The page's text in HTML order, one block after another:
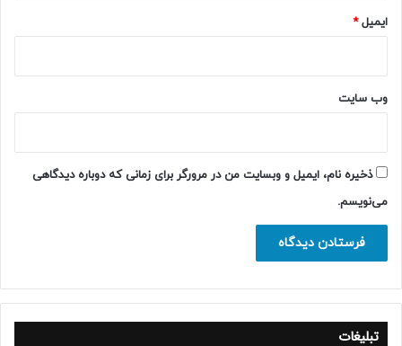
ایمیل*
وب‌ سایت
ذخیره نام، ایمیل و وبسایت من در مرورگر برای زمانی که دوباره دیدگاهی
می‌نویسم.
تبلیغات